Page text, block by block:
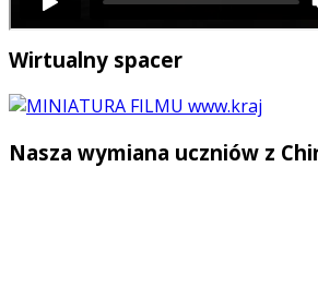
Wirtualny spacer
Nasza wymiana uczniów z